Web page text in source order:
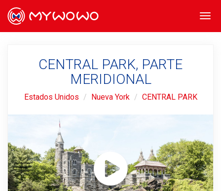
CENTRAL PARK, PARTE
MERIDIONAL
Estados Unidos Nueva York CENTRAL PARK